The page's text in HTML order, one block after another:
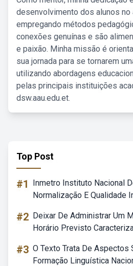
desenvolvimento dos alunos no
empregando métodos
conexões genuínas e são
e paixão. Minha missão é
sua jornada para se tornarem
utilizando abordagens
pelas principais instituições
dsw.aau.edu.et.
Top Post
#1
Inmetro Instituto Nacional
Normalização E Qualidade
#2 Deixar De Administrar Um
Horário Previsto
#3 O Texto Trata De
Formação Linguística